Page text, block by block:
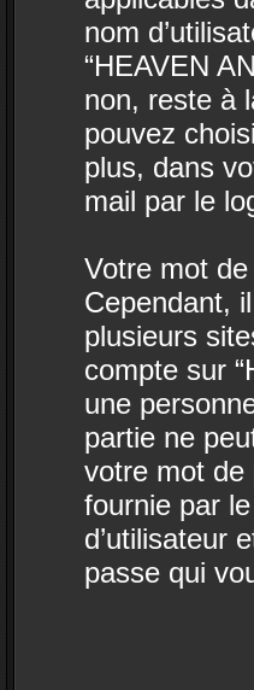
nom
“HEAVEN
non, reste à
pouvez
plus, dans
mail par le
Votre mot
Cependant,
plusieurs
compte sur
une
partie ne
votre mot de
fournie par
d’utilisateur
passe qui